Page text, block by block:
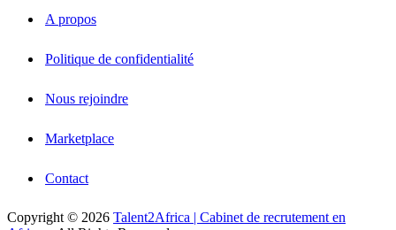
A propos
Politique de confidentialité
Nous rejoindre
Marketplace
Contact
Copyright © 2026 Talent2Africa | Cabinet de recrutement en